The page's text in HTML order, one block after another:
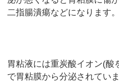
二指腸潰瘍などになります。
胃粘液には重炭酸イオン(酸
で胃粘膜から分泌されてい